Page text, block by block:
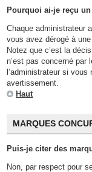
Pourquoi ai-je reçu
Chaque administrateur
vous avez dérogé à
Notez que c’est la
n’est pas concerné par
l’administrateur si
avertissement.
Haut
MARQUES
Puis-je citer des
Non, par respect pour